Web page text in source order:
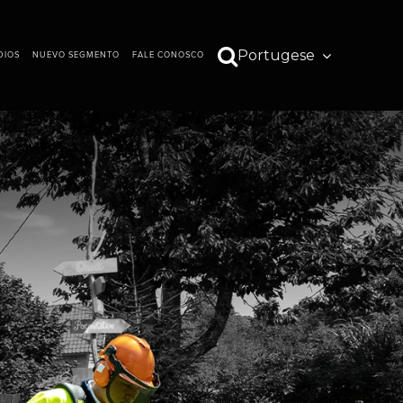
NUEVO SEGMENTO FALE CONOSCO Portugese